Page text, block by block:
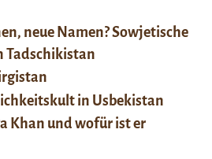
neue Namen? Sowjetische
Tadschikistan
in Usbekistan
Khan und wofür ist er